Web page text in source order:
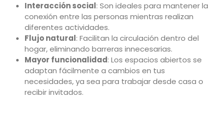
Interacción social: Son ideales para mantener la
conexión entre las personas mientras realizan
diferentes actividades.
Flujo natural: Facilitan la circulación dentro del
hogar, eliminando barreras innecesarias.
Mayor funcionalidad: Los espacios abiertos se
adaptan fácilmente a cambios en tus
necesidades, ya sea para trabajar desde casa o
recibir invitados.